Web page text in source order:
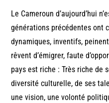
Le Cameroun d’aujourd’hui
générations précédentes ont
dynamiques, inventifs,
rêvent d’émigrer, faute
pays est riche : Très riche de
diversité culturelle, de ses
une vision, une volonté